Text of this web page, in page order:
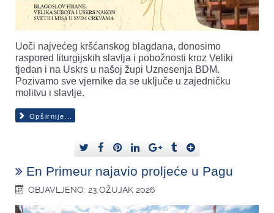
Uoči najvećeg kršćanskog blagdana, donosimo
raspored liturgijskih slavlja i pobožnosti kroz Veliki
tjedan i na Uskrs u našoj župi Uznesenja BDM.
Pozivamo sve vjernike da se uključe u zajedničku
molitvu i slavlje.
Opširnije...
En Primeur najavio proljeće u Pagu
OBJAVLJENO: 23 OŽUJAK 2026